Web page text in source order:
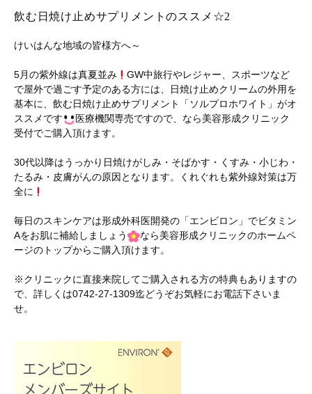
飲む日焼け止めサプリメントのススメ☆2
けいはんな地域の皆様方へ～
5月の紫外線は真夏並み
GW中旅行やレジャー、スポーツなど
で屋外で過ごす予定のある方には、日焼け止めクリームの外用を
基本に、飲む日焼け止めサプリメント「ソルプロホワイト」がオ
ススメです
医療機関専売ですので、なら美容形成クリニック
受付でご購入頂けます。
30代以降はうっかり日焼けがしみ・そばかす・くすみ・小じわ・
たるみ・皮膚がんの原因となります。くれぐれも紫外線対策は万
全に
毎日のスキンケアは形成外科医開発の「エンビロン」でビタミン
Aをお肌に補給しましょう
なら美容形成クリニックのホームペ
ージのトップからご購入頂けます。
※クリニックに直接来院してご購入される方の特典もありますの
で、詳しくは0742-27-1309迄どうぞお気軽にお電話下さいま
せ。